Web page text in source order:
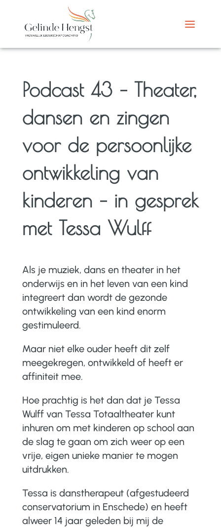
Podcast 43 – Theater,
dansen en zingen
voor de persoonlijke
ontwikkeling van
kinderen – in gesprek
met Tessa Wulff
Als je muziek, dans en theater in het
onderwijs en in het leven van een kind
integreert dan wordt de gezonde
ontwikkeling van een kind enorm
gestimuleerd.
Maar niet elke ouder heeft dit zelf
meegekregen, ontwikkeld of heeft er
affiniteit mee.
Hoe prachtig is het dan dat je Tessa
Wulff van Tessa Totaaltheater kunt
inhuren om met kinderen op school aan
de slag te gaan om zich weer op een
vrije, eigen unieke manier te mogen
uitdrukken.
Tessa is danstherapeut (afgestudeerd
conservatorium in Enschede) en heeft
alweer 14 jaar geleden bij mij de